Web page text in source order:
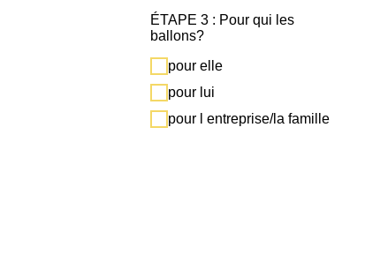
ÉTAPE 3 : Pour qui les
ballons?
pour elle
pour lui
pour l entreprise/la famille